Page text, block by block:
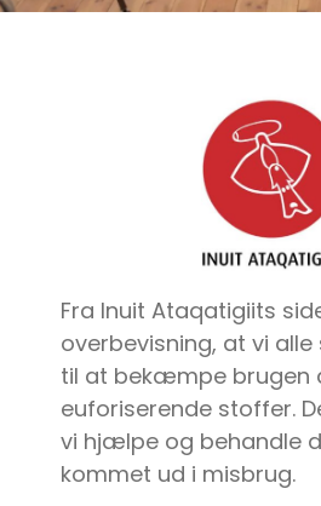
Fra Inuit Ataqatigiits
overbevisning, at vi
til at bekæmpe brugen
euforiserende stoffer.
vi hjælpe og behandle
kommet ud i misbrug.